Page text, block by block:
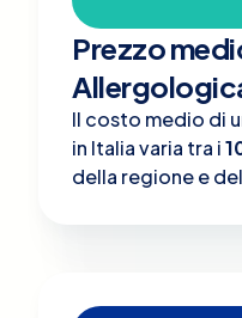
Prezzo
Il costo medio di
in Italia varia tra i
della regione e